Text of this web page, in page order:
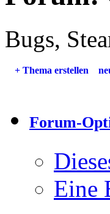
Bugs,
+ Thema erstellen
Forum-
Eine